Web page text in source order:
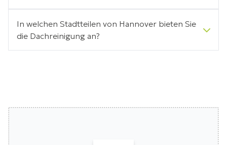
In welchen Stadtteilen von Hannover bieten Sie
die Dachreinigung an?